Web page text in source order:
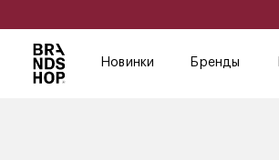
Новинки Бренды